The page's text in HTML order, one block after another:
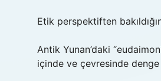
Etik perspektiften
Antik Yunan’daki
içinde ve çevresinde